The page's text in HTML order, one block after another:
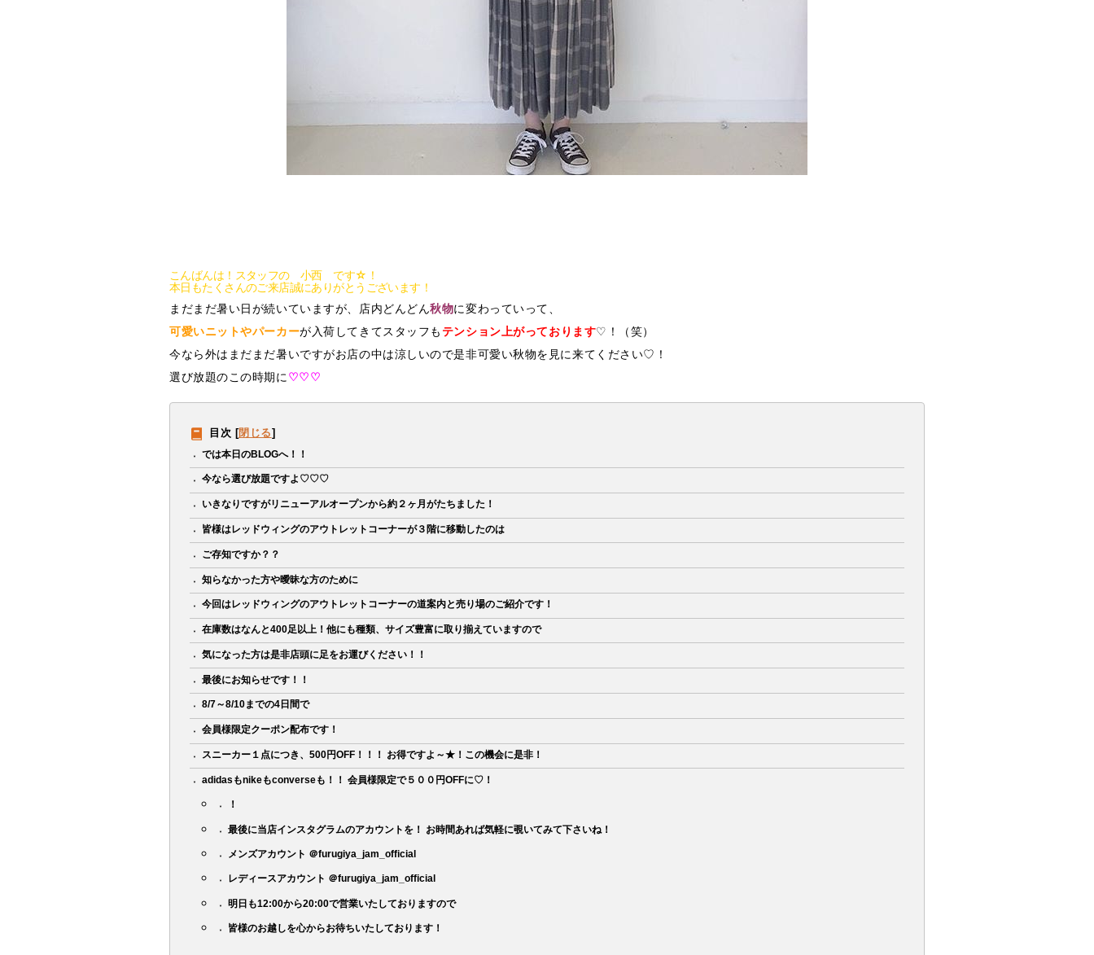
こんばんは！スタッフの 小西 です☆！
本日もたくさんのご来店誠にありがとうございます！
まだまだ暑い日が続いていますが、店内どんどん秋物に変わっていって、
可愛いニットやパーカーが入荷してきてスタッフも テンション上がっております♡！（笑）
今なら外はまだまだ暑いですがお店の中は涼しいので是非可愛い秋物を見に来てください♡！
選び放題のこの時期に ♡♡♡
目次 [閉じる]
では本日のBLOGへ！！
今なら選び放題ですよ♡♡♡
いきなりですがリニューアルオープンから約２ヶ月がたちました！
皆様はレッドウィングのアウトレットコーナーが３階に移動したのは
ご存知ですか？？
知らなかった方や曖昧な方のために
今回はレッドウィングのアウトレットコーナーの道案内と売り場のご紹介です！
在庫数はなんと400足以上！他にも種類、サイズ豊富に取り揃えていますので
気になった方は是非店頭に足をお運びください！！
最後にお知らせです！！
8/7～8/10までの4日間で
会員様限定クーポン配布です！
スニーカー１点につき、500円OFF！！！ お得ですよ～★！この機会に是非！
adidasもnikeもconverseも！！ 会員様限定で５００円OFFに♡！
！
最後に当店インスタグラムのアカウントを！ お時間あれば気軽に覗いてみて下さいね！
メンズアカウント ＠furugiya_jam_official
レディースアカウント ＠furugiya_jam_official
明日も12:00から20:00で営業いたしておりますので
皆様のお越しを心からお待ちいたしております！